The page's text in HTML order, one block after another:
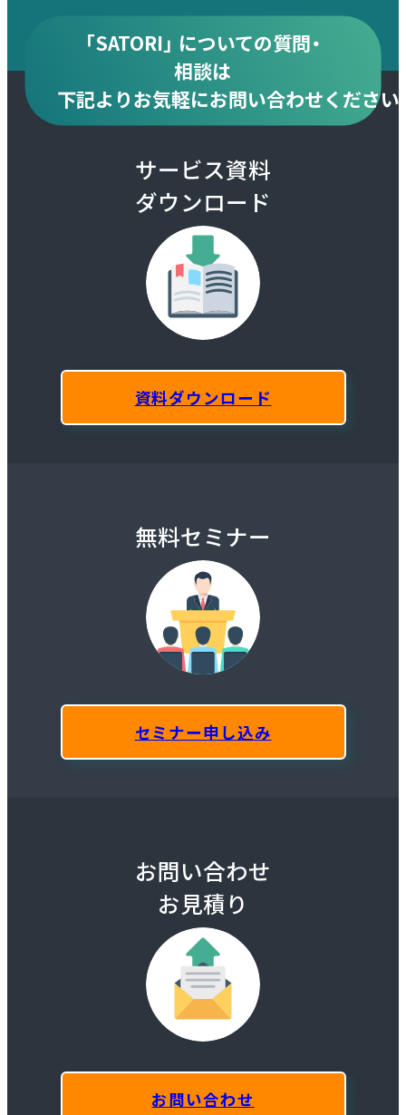
「SATORI」 についての質問・
相談は
下記よりお気軽にお問い合わせください
サービス資料
ダウンロード
資料ダウンロード
無料セミナー
セミナー申し込み
お問い合わせ
お見積り
お問い合わせ